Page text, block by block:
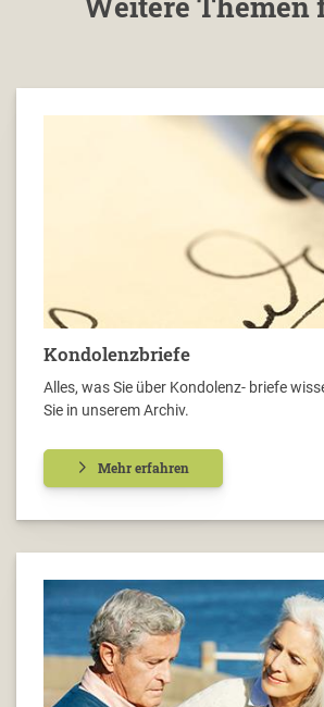
Kondolenzbriefe
Alles, was Sie über Kondolenz- briefe
Sie in unserem Archiv.
Mehr erfahren